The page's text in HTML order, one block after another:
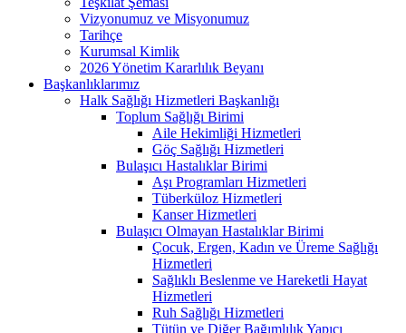
Vizyonumuz ve Misyonumuz
Tarihçe
Kurumsal Kimlik
2026 Yönetim Kararlılık Beyanı
Başkanlıklarımız
Halk Sağlığı Hizmetleri Başkanlığı
Toplum Sağlığı Birimi
Aile Hekimliği Hizmetleri
Göç Sağlığı Hizmetleri
Bulaşıcı Hastalıklar Birimi
Aşı Programları Hizmetleri
Tüberküloz Hizmetleri
Kanser Hizmetleri
Bulaşıcı Olmayan Hastalıklar Birimi
Çocuk, Ergen, Kadın ve Üreme Sağlığı
Hizmetleri
Sağlıklı Beslenme ve Hareketli Hayat
Hizmetleri
Ruh Sağlığı Hizmetleri
Tütün ve Diğer Bağımlılık Yapıcı